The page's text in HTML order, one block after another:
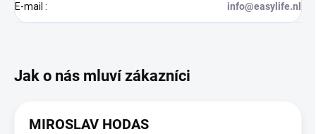
E-mail : info@easylife.nl
MIROSLAV HODAS